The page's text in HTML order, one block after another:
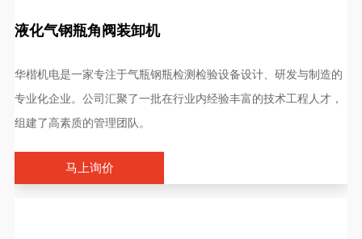
液化气钢瓶角阀装卸机
华楷机电是一家专注于气瓶钢瓶检测检验设备设计、研发与制造的
专业化企业。公司汇聚了一批在行业内经验丰富的技术工程人才，
组建了高素质的管理团队。
马上询价